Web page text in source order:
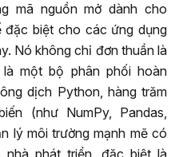
mã nguồn mở dành cho
biệt cho các ứng dụng
Nó không chỉ đơn thuần là
một bộ phân phối hoàn
dịch Python, hàng trăm
(như NumPy, Pandas,
lý môi trường mạnh mẽ có
phát triển, đặc biệt là